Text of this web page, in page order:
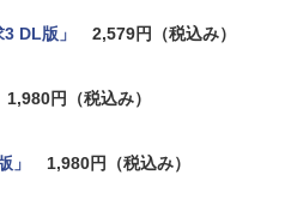
DL版」
2,579円（税込み）
1,980円（税込み）
」
1,980円（税込み）